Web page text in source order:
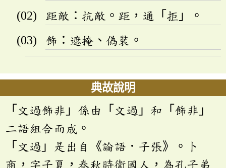
距敵：抗敵。距，通「拒」。
飾：遮掩、偽裝。
典故說明
「文過飾非」係由「文過」和「飾非」
二語組合而成。
「文過」是出自《論語．子張》。卜
商，字子夏，春秋時衛國人，為孔子弟